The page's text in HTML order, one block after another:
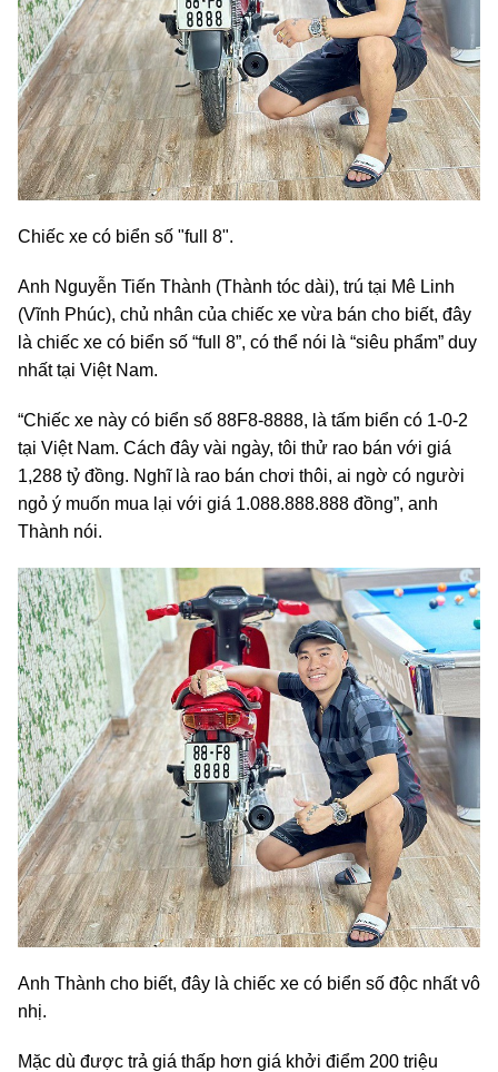
Chiếc xe có biển số "full 8".
Anh Nguyễn Tiến Thành (Thành tóc dài), trú tại Mê Linh
(Vĩnh Phúc), chủ nhân của chiếc xe vừa bán cho biết, đây
là chiếc xe có biển số “full 8”, có thể nói là “siêu phẩm” duy
nhất tại Việt Nam.
“Chiếc xe này có biển số 88F8-8888, là tấm biển có 1-0-2
tại Việt Nam. Cách đây vài ngày, tôi thử rao bán với giá
1,288 tỷ đồng. Nghĩ là rao bán chơi thôi, ai ngờ có người
ngỏ ý muốn mua lại với giá 1.088.888.888 đồng”, anh
Thành nói.
Anh Thành cho biết, đây là chiếc xe có biển số độc nhất vô
nhị.
Mặc dù được trả giá thấp hơn giá khởi điểm 200 triệu